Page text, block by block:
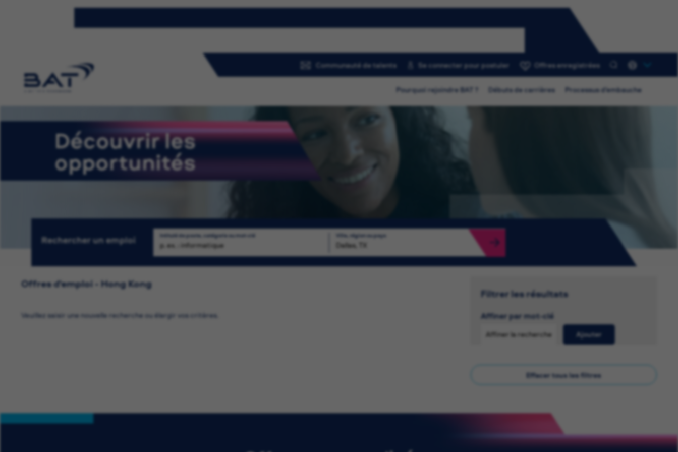
Communauté de talents Se connecter pour postuler Offres enregistrées
Pourquoi rejoindre BAT ? Débuts de carrières Processus d’embauche
Découvrir les
opportunités
Rechercher un emploi Intitulé de poste, catégorie ou mot-clé Ville, région ou pays
Rechercher
Offres d'emploi - Hong Kong
Veuillez saisir une nouvelle recherche ou élargir vos critères.
Filtrer les résultats
Affiner par mot-clé
Ajouter
Effacer tous les filtres